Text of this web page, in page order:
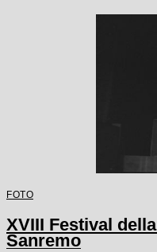
FOTO
XVIII Festival
Sanremo